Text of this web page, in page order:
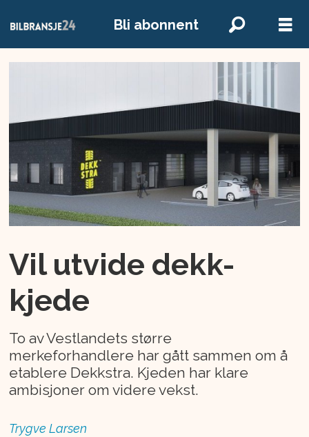
Bli abonnent
Vil utvide dekk-
kjede
To av Vestlandets større
merkeforhandlere har gått sammen om å
etablere Dekkstra. Kjeden har klare
ambisjoner om videre vekst.
Trygve Larsen